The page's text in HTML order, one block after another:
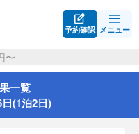
予約確認 メニュー
〜
一覧
(1泊2日)